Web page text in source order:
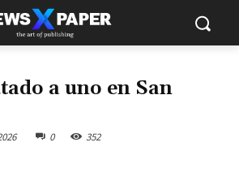
a uno en San
0 352